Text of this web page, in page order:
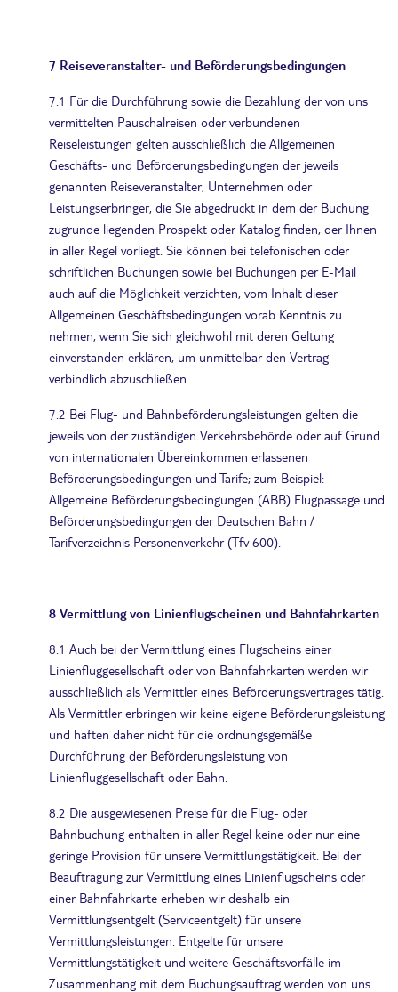
7 Reiseveranstalter- und Beförderungsbedingungen
7.1 Für die Durchführung sowie die Bezahlung der von uns
vermittelten Pauschalreisen oder verbundenen
Reiseleistungen gelten ausschließlich die Allgemeinen
Geschäfts- und Beförderungsbedingungen der jeweils
genannten Reiseveranstalter, Unternehmen oder
Leistungserbringer, die Sie abgedruckt in dem der Buchung
zugrunde liegenden Prospekt oder Katalog finden, der Ihnen
in aller Regel vorliegt. Sie können bei telefonischen oder
schriftlichen Buchungen sowie bei Buchungen per E-Mail
auch auf die Möglichkeit verzichten, vom Inhalt dieser
Allgemeinen Geschäftsbedingungen vorab Kenntnis zu
nehmen, wenn Sie sich gleichwohl mit deren Geltung
einverstanden erklären, um unmittelbar den Vertrag
verbindlich abzuschließen.
7.2 Bei Flug- und Bahnbeförderungsleistungen gelten die
jeweils von der zuständigen Verkehrsbehörde oder auf Grund
von internationalen Übereinkommen erlassenen
Beförderungsbedingungen und Tarife; zum Beispiel:
Allgemeine Beförderungsbedingungen (ABB) Flugpassage und
Beförderungsbedingungen der Deutschen Bahn /
Tarifverzeichnis Personenverkehr (Tfv 600).
8 Vermittlung von Linienflugscheinen und Bahnfahrkarten
8.1 Auch bei der Vermittlung eines Flugscheins einer
Linienfluggesellschaft oder von Bahnfahrkarten werden wir
ausschließlich als Vermittler eines Beförderungsvertrages tätig.
Als Vermittler erbringen wir keine eigene Beförderungsleistung
und haften daher nicht für die ordnungsgemäße
Durchführung der Beförderungsleistung von
Linienfluggesellschaft oder Bahn.
8.2 Die ausgewiesenen Preise für die Flug- oder
Bahnbuchung enthalten in aller Regel keine oder nur eine
geringe Provision für unsere Vermittlungstätigkeit. Bei der
Beauftragung zur Vermittlung eines Linienflugscheins oder
einer Bahnfahrkarte erheben wir deshalb ein
Vermittlungsentgelt (Serviceentgelt) für unsere
Vermittlungsleistungen. Entgelte für unsere
Vermittlungstätigkeit und weitere Geschäftsvorfälle im
Zusammenhang mit dem Buchungsauftrag werden von uns